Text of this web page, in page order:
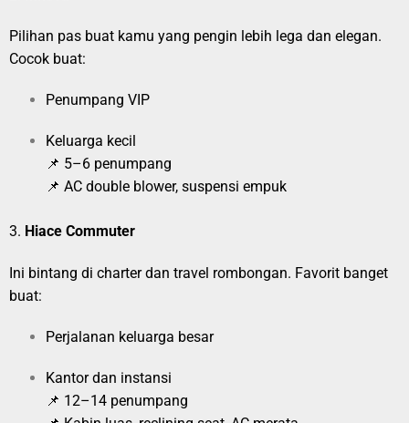
Pilihan pas buat kamu yang pengin lebih lega dan elegan.
Cocok buat:
Penumpang VIP
Keluarga kecil
📌 5–6 penumpang
📌 AC double blower, suspensi empuk
3. Hiace Commuter
Ini bintang di charter dan travel rombongan. Favorit banget
buat:
Perjalanan keluarga besar
Kantor dan instansi
📌 12–14 penumpang